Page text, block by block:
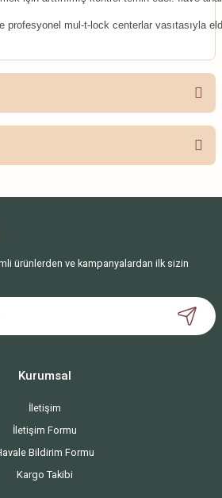
profesyonel mul-t-lock centerlar vasıtasıyla
ilk yorumu siz yapın!
ürünlerden ve kampanyalardan ilk sizin
Kurumsal
İletişim
İletişim Formu
Bildirim Formu
Kargo Takibi